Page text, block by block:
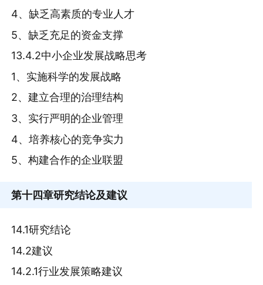
4、缺乏高素质的专业人才
5、缺乏充足的资金支撑
13.4.2中小企业发展战略思考
1、实施科学的发展战略
2、建立合理的治理结构
3、实行严明的企业管理
4、培养核心的竞争实力
5、构建合作的企业联盟
第十四章研究结论及建议
14.1研究结论
14.2建议
14.2.1行业发展策略建议